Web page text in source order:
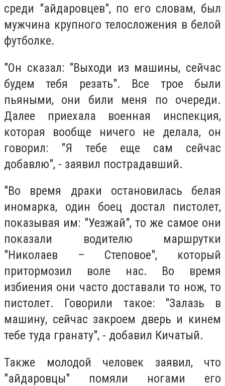
среди "айдаровцев", по его словам, был
мужчина крупного телосложения в белой
футболке.
"Он сказал: "Выходи из машины, сейчас
будем тебя резать". Все трое были
пьяными, они били меня по очереди.
Далее приехала военная инспекция,
которая вообще ничего не делала, он
говорил: "Я тебе еще сам сейчас
добавлю", - заявил пострадавший.
"Во время драки остановилась белая
иномарка, один боец достал пистолет,
показывая им: "Уезжай", то же самое они
показали водителю маршрутки
"Николаев – Степовое", который
притормозил воле нас. Во время
избиения они часто доставали то нож, то
пистолет. Говорили такое: "Залазь в
машину, сейчас закроем дверь и кинем
тебе туда гранату", - добавил Кичатый.
Также молодой человек заявил, что
"айдаровцы" помяли ногами его